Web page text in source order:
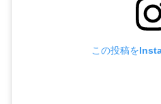
この投稿を